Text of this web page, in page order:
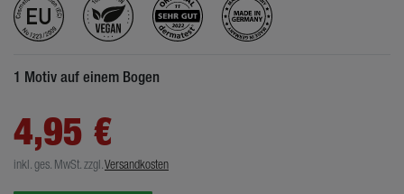
1 Motiv auf einem Bogen
4,95 €
inkl. ges. MwSt.zzgl.Versandkosten